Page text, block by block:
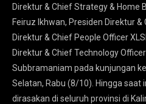
Direktur & Chief Strategy & Home
Feiruz Ikhwan, Presiden Direktur &
Direktur & Chief People Officer
Direktur & Chief Technology
Subbramaniam pada kunjungan
Selatan, Rabu (8/10). Hingga saat
dirasakan di seluruh provinsi di